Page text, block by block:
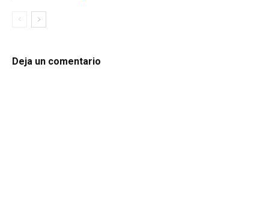
Deja un comentario